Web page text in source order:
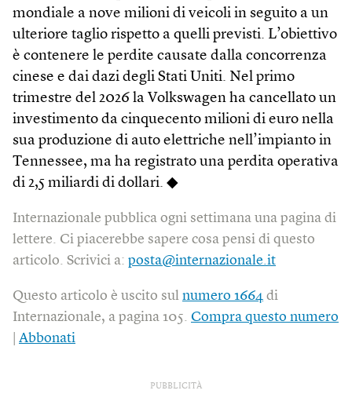
mondiale a nove milioni di veicoli in seguito a un
ulteriore taglio rispetto a quelli previsti. L’obiettivo
è contenere le perdite causate dalla concorrenza
cinese e dai dazi degli Stati Uniti. Nel primo
trimestre del 2026 la Volkswagen ha cancellato un
investimento da cinquecento milioni di euro nella
sua produzione di auto elettriche nell’impianto in
Tennessee, ma ha registrato una perdita operativa
di 2,5 miliardi di dollari. ◆
Internazionale pubblica ogni settimana una pagina di
lettere. Ci piacerebbe sapere cosa pensi di questo
articolo. Scrivici a: posta@internazionale.it
Questo articolo è uscito sul numero 1664 di
Internazionale, a pagina 105. Compra questo numero
Abbonati
PUBBLICITÀ